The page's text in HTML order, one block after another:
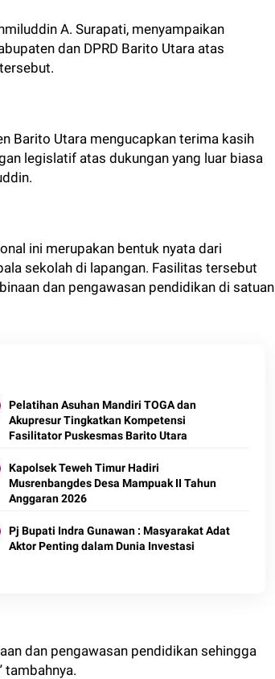
A. Surapati, menyampaikan
dan DPRD Barito Utara atas
Barito Utara mengucapkan terima kasih
legislatif atas dukungan yang luar biasa
ini merupakan bentuk nyata dari
sekolah di lapangan. Fasilitas tersebut
dan pengawasan pendidikan di satuan
Pelatihan Asuhan Mandiri TOGA dan
Akupresur Tingkatkan Kompetensi
Fasilitator Puskesmas Barito Utara
Kapolsek Teweh Timur Hadiri
Musrenbangdes Desa Mampuak II Tahun
Anggaran 2026
Pj Bupati Indra Gunawan : Masyarakat Adat
Aktor Penting dalam Dunia Investasi
dan pengawasan pendidikan sehingga
tambahnya.